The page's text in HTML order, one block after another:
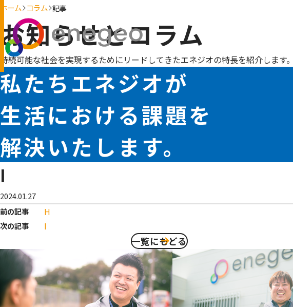
ホーム コラム 記事
お知らせとコラム
持続可能な社会を実現するためにリードしてきたエネジオの特長を紹介します。
私たちエネジオが
生活における課題を
解決いたします。
I
2024.01.27
前の記事
H
次の記事 I
一覧にもどる